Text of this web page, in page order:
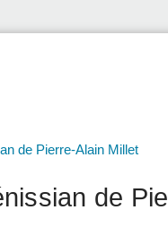
de